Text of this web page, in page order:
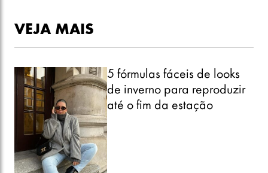
VEJA MAIS
5 fórmulas fáceis de looks
de inverno para reproduzir
até o fim da estação